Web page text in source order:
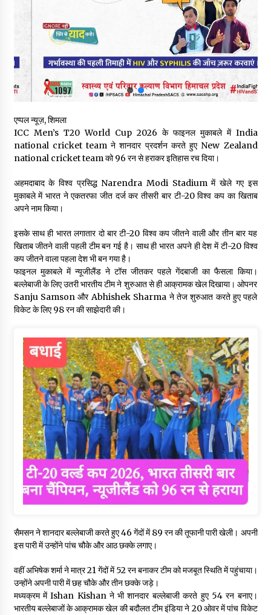
स्वास्थ्य विभाग की खरीद में घोटाले की आशंका, स्वतंत्र जांच की मांग, भाजपा
05/08/2026
भाजपा का कांग्रेस सरकार पर हमला, प्रतिशोध की राजनीति के खिलाफ कल
04/08/2026
अंतिम तिथि अब 21 अगस्त
04/08/2026
हिमाचल सरकार लाएगी नई “स्वास्थ्य बीमा नीति”, गरीब परिवारों के लिए
उपलब्ध होगी बेहतरीन उपचार सुविधा- CM
04/08/2026
डॉ. परमार की 120वीं जयंती पर मुख्यमंत्री बोले— उनकी नीतियों को धरातल
पर उतारने के लिए सरकार प्रतिबद्ध
04/08/2026
एप्पल न्यूज़, शिमला
ICC Men’s T20 World Cup 2026 के फाइनल मुकाबले में India
national cricket team ने शानदार प्रदर्शन करते हुए New Zealand
national cricket team को 96 रन से हराकर इतिहास रच दिया।
अहमदाबाद के विश्व प्रसिद्ध Narendra Modi Stadium में खेले गए इस
मुकाबले में भारत ने एकतरफा जीत दर्ज कर तीसरी बार टी-20 विश्व कप का खिताब
अपने नाम किया।
इसके साथ ही भारत लगातार दो बार टी-20 विश्व कप जीतने वाली और तीन बार यह
खिताब जीतने वाली पहली टीम बन गई है। साथ ही भारत अपने ही देश में टी-20 विश्व
कप जीतने वाला पहला देश भी बन गया है।
फाइनल मुकाबले में न्यूजीलैंड ने टॉस जीतकर पहले गेंदबाजी का फैसला किया।
बल्लेबाजी के लिए उतरी भारतीय टीम ने शुरुआत से ही आक्रामक खेल दिखाया। ओपनर
Sanju Samson और Abhishek Sharma ने तेज शुरुआत करते हुए पहले
विकेट के लिए 98 रन की साझेदारी की।
सैमसन ने शानदार बल्लेबाजी करते हुए 46 गेंदों में 89 रन की तूफानी पारी खेली। अपनी
इस पारी में उन्होंने पांच चौके और आठ छक्के लगाए।
वहीं अभिषेक शर्मा ने मात्र 21 गेंदों में 52 रन बनाकर टीम को मजबूत स्थिति में पहुंचाया।
उन्होंने अपनी पारी में छह चौके और तीन छक्के जड़े।
मध्यक्रम में Ishan Kishan ने भी शानदार बल्लेबाजी करते हुए 54 रन बनाए।
भारतीय बल्लेबाजों के आक्रामक खेल की बदौलत टीम इंडिया ने 20 ओवर में पांच विकेट